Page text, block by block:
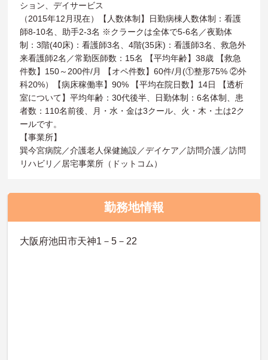
ション、デイサービス
（2015年12月現在）【人数体制】日勤病棟人数体制：看護
師8-10名、助手2-3名 ※クラークは全体で5-6名／夜勤体
制：3階(40床)：看護師3名、4階(35床)：看護師3名、救急外
来看護師2名／常勤医師数：15名 【平均年齢】38歳 【救急
件数】150～200件/月 【オペ件数】60件/月(①整形75% ②外
科20%）【病床稼働率】90% 【平均在院日数】14日 【透析
室について】平均年齢：30代後半、日勤体制：6名体制、患
者数：110名前後、月・水・金は3クール、火・木・土は2ク
ールです。
【事業所】
巽今宮病院／介護老人保健施設／デイケア／訪問介護／訪問
リハビリ／居宅事業所（ドットコム）
勤務地情報
大阪府池田市天神1－5－22